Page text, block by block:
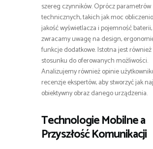
szereg czynników. Oprócz parametrów
technicznych, takich jak moc
jakość wyświetlacza i pojemność baterii,
zwracamy uwagę na design,
funkcje dodatkowe. Istotna jest
stosunku do oferowanych możliwości.
Analizujemy również opinie
recenzje ekspertów, aby stworzyć jak
obiektywny obraz danego urządzenia.
Technologie Mobilne a
Przyszłość Komunikacji